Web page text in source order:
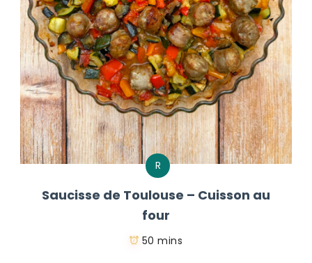
R
Saucisse de Toulouse – Cuisson au
four
50 mins